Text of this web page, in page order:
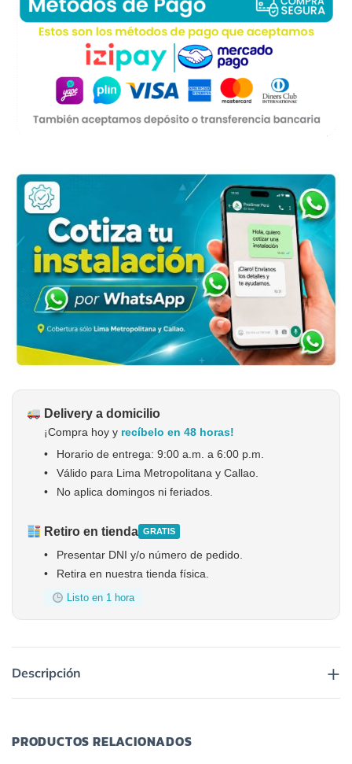
Delivery a domicilio
¡Compra hoy y recíbelo en 48 horas!
•
Horario de entrega: 9:00 a.m. a 6:00 p.m.
•
Válido para Lima Metropolitana y Callao.
•
No aplica domingos ni feriados.
Retiro en tienda GRATIS
•
Presentar DNI y/o número de pedido.
•
Retira en nuestra tienda física.
Listo en 1 hora
Descripción +
PRODUCTOS RELACIONADOS